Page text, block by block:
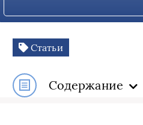
Статьи
Содержание